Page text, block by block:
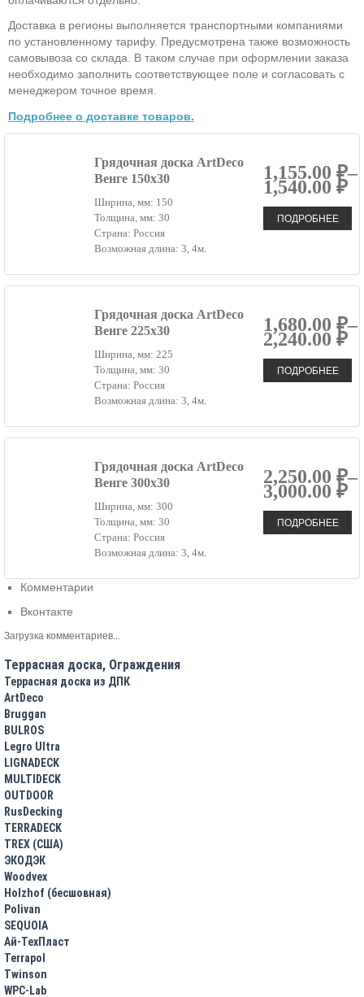
Доставка в регионы выполняется транспортными компаниями
по установленному тарифу. Предусмотрена также возможность
самовывоза со склада. В таком случае при оформлении заказа
необходимо заполнить соответствующее поле и согласовать с
менеджером точное время.
Подробнее о доставке товаров.
Грядочная доска ArtDeco
Венге 150х30
Ширина, мм: 150
Толщина, мм: 30
Страна: Россия
Возможная длина: 3, 4м.
1,155.00 ₽–
1,540.00 ₽
ПОДРОБНЕЕ
Грядочная доска ArtDeco
Венге 225х30
Ширина, мм: 225
Толщина, мм: 30
Страна: Россия
Возможная длина: 3, 4м.
1,680.00 ₽–
2,240.00 ₽
ПОДРОБНЕЕ
Грядочная доска ArtDeco
Венге 300х30
Ширина, мм: 300
Толщина, мм: 30
Страна: Россия
Возможная длина: 3, 4м.
2,250.00 ₽–
3,000.00 ₽
ПОДРОБНЕЕ
Комментарии
Вконтакте
Загрузка комментариев...
Террасная доска, Ограждения
Террасная доска из ДПК
ArtDeco
Bruggan
BULROS
Legro Ultra
LIGNADECK
MULTIDECK
OUTDOOR
RusDecking
TERRADECK
TREX (США)
ЭКОДЭК
Woodvex
Holzhof (бесшовная)
Polivan
SEQUOIA
Ай-ТехПласт
Terrapol
Twinson
WPC-Lab